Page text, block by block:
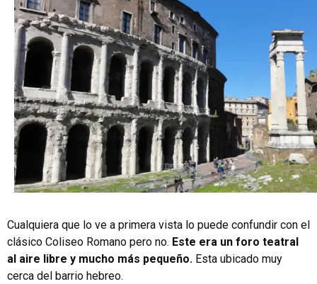
Cualquiera que lo ve a primera vista lo puede confundir con el
clásico Coliseo Romano pero no. Este era un foro teatral
al aire libre y mucho más pequeño. Esta ubicado muy
cerca del barrio hebreo.